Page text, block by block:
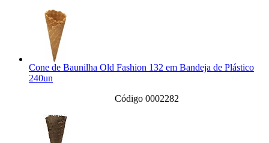
Cone de Baunilha Old Fashion 132 em Bandeja de Plástico
240un
Código 0002282